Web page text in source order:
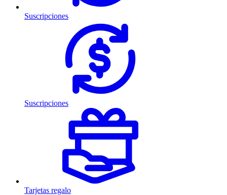
Suscripciones
Suscripciones
Tarjetas regalo